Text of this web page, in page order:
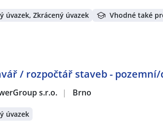
úvazek, Zkrácený úvazek Vhodné také
/ rozpočtář staveb - pozemní/
s.r.o. | Brno
úvazek